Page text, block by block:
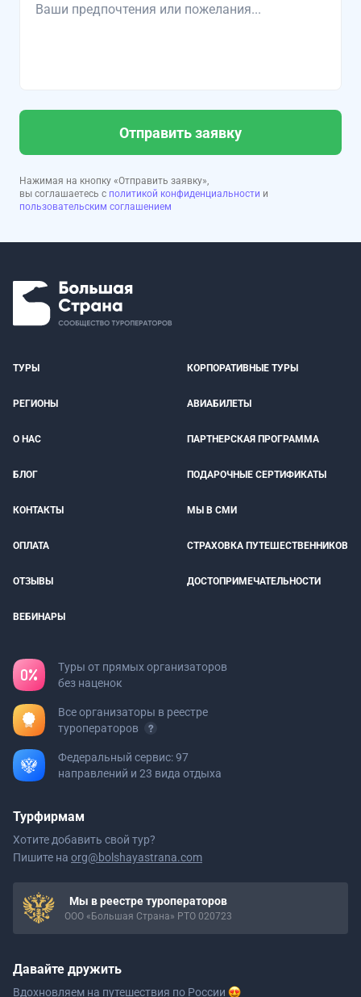
Отправить заявку
Нажимая на кнопку «Отправить заявку»,
вы соглашаетесь с политикой конфиденциальности и
пользовательским соглашением
ТУРЫ КОРПОРАТИВНЫЕ ТУРЫ
РЕГИОНЫ АВИАБИЛЕТЫ
О НАС ПАРТНЕРСКАЯ ПРОГРАММА
БЛОГ ПОДАРОЧНЫЕ СЕРТИФИКАТЫ
КОНТАКТЫ МЫ В СМИ
ОПЛАТА СТРАХОВКА ПУТЕШЕСТВЕННИКОВ
ОТЗЫВЫ ДОСТОПРИМЕЧАТЕЛЬНОСТИ
ВЕБИНАРЫ
Туры от прямых организаторов
без наценок
Все организаторы в реестре
туроператоров
Федеральный сервис: 97
направлений и 23 вида отдыха
Турфирмам
Хотите добавить свой тур?
Пишите на org@bolshayastrana.com
Мы в реестре туроператоров
ООО «Большая Страна» РТО 020723
Давайте дружить
Вдохновляем на путешествия по России